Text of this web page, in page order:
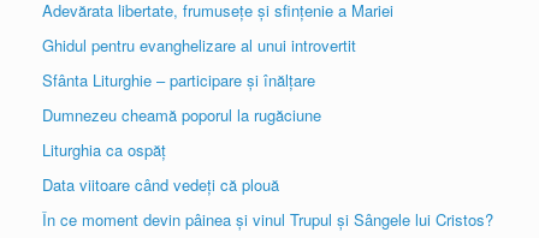
Adevărata libertate, frumusețe și sfințenie a Mariei
Ghidul pentru evanghelizare al unui introvertit
Sfânta Liturghie – participare și înălțare
Dumnezeu cheamă poporul la rugăciune
Liturghia ca ospăț
Data viitoare când vedeți că plouă
În ce moment devin pâinea și vinul Trupul și Sângele lui Cristos?